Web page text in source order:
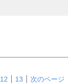
12 13 次のページ